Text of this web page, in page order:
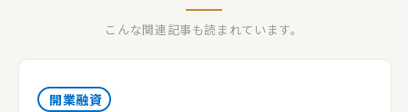
こんな関連記事も読まれています。
開業融資